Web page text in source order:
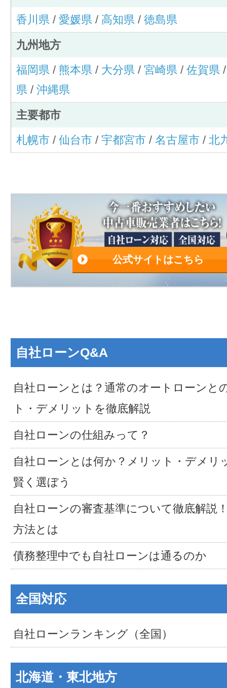
香川県/ 愛媛県/ 高知県/ 徳島県
九州地方
福岡県/ 熊本県/ 大分県/ 宮崎県/ 佐賀県
県/ 沖縄県
主要都市
札幌市 / 仙台市 / 宇都宮市 / 名古屋市 / 北
公式サイトはこちら
自社ローンQ&A
自社ローンとは？通常のオートローンと
ト・デメリットを徹底解説
自社ローンの仕組みって？
自社ローンとは何か？メリット・デメリ
賢く選ぼう
自社ローンの審査基準について徹底解説
方法とは
債務整理中でも自社ローンは通るのか
全国対応
自社ローンランキング（全国）
北海道・東北地方